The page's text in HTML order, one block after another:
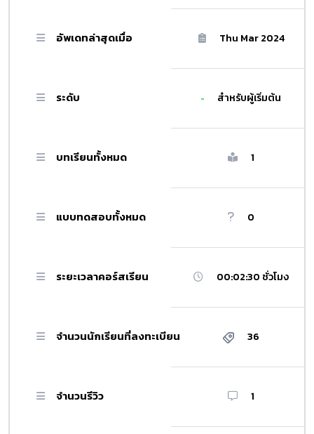
อัพเดทล่าสุดเมื่อ Thu Mar 2024
ระดับ สำหรับผู้เริ่มต้น
บทเรียนทั้งหมด 1
แบบทดสอบทั้งหมด 0
ระยะเวลาคอร์สเรียน 00:02:30 ชั่วโมง
จำนวนนักเรียนที่ลงทะเบียน 36
จำนวนรีวิว 1